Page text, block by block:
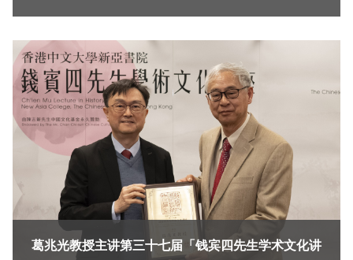
葛兆光教授主讲第三十七届「钱宾四先生学术文化讲